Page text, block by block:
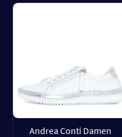
Andrea Conti Damen